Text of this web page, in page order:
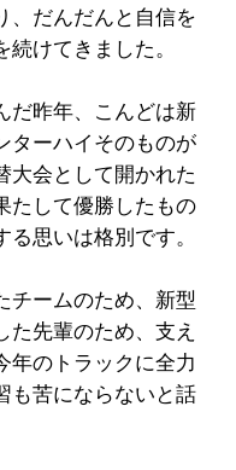
、だんだんと自信を
けてきました。
だ昨年、こんどは新
ターハイそのものが
大会として開かれた
たして優勝したもの
思いは格別です。
チームのため、新型
た先輩のため、支え
年のトラックに全力
も苦にならないと話